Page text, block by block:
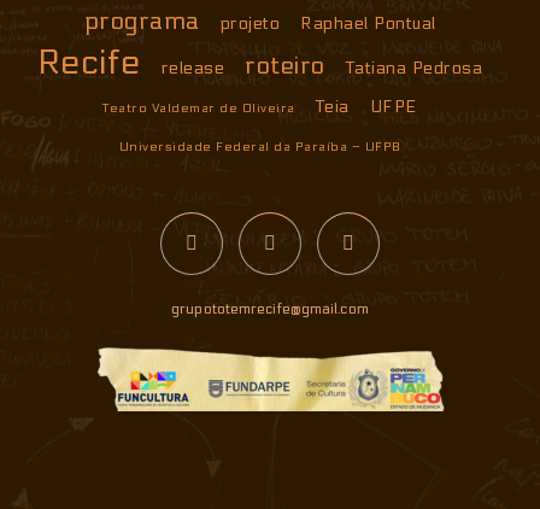
programa projeto Raphael Pontual
Recife release roteiro Tatiana Pedrosa
Teatro Valdemar de Oliveira Teia UFPE
Universidade Federal da Paraíba – UFPB
grupototemrecife@gmail.com